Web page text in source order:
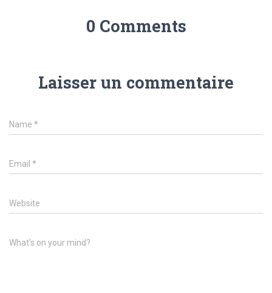
0 Comments
Laisser un commentaire
Name *
Email *
Website
What's on your mind?